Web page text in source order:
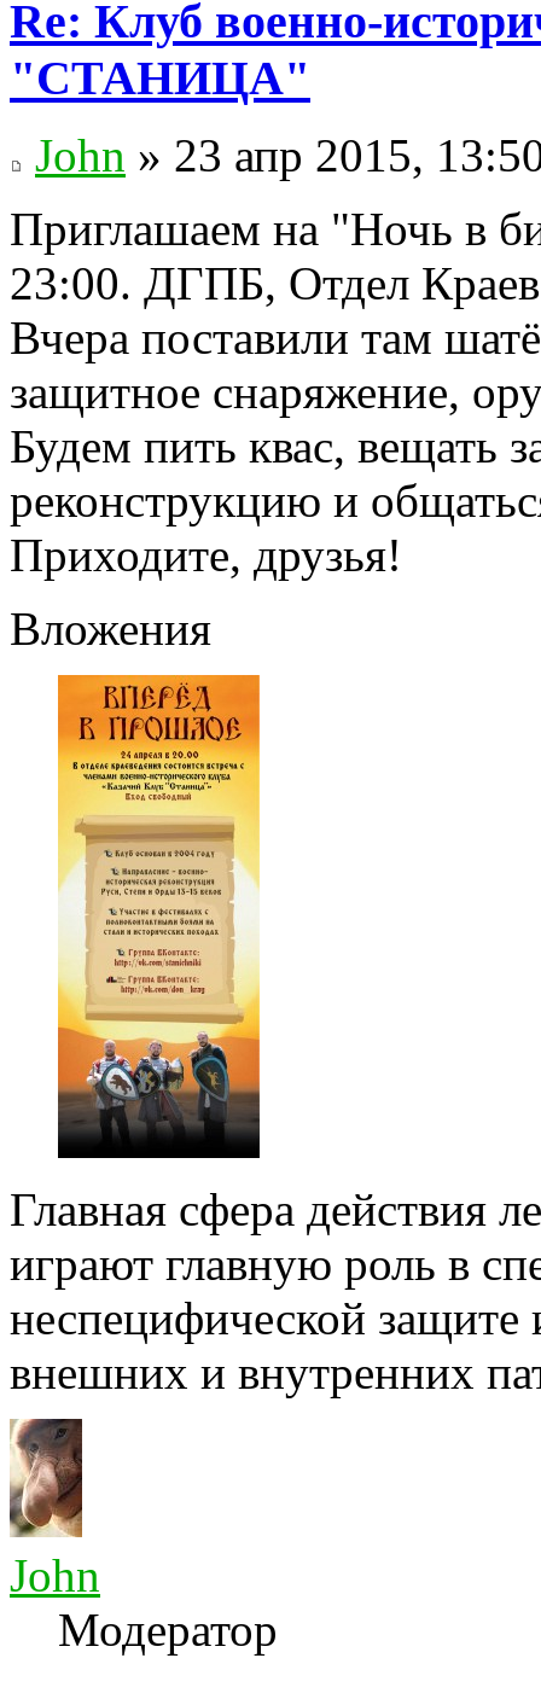
Re: Клуб военно-
"СТАНИЦА"
John » 23 апр 2015,
Приглашаем на "Ночь в
23:00. ДГПБ, Отдел
Вчера поставили там
защитное снаряжение,
Будем пить квас, вещать
реконструкцию и
Приходите, друзья!
Вложения
Главная сфера действия
играют главную роль в
неспецифической
внешних и внутренних
John
Модератор